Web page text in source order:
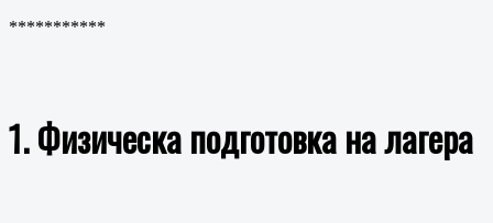
***********
1. Физическа подготовка на лагера